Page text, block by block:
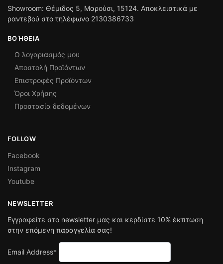
Showroom: Θέμιδος 5, Μαρούσι, 15124. Αποκλειστικά με
ραντεβού στο τηλέφωνο 2130386733
ΒΟΉΘΕΙΑ
Ο λογαριασμός μου
Αποστολή Προϊόντων
Επιστροφές Προϊόντων
Όροι Χρήσης
Προστασία δεδομένων
FOLLOW
Facebook
Instagram
Youtube
NEWSLETTER
Εγγραφείτε στο newsletter μας και κερδίστε 10% έκπτωση
στην επόμενη παραγγελία σας!
Email Address*